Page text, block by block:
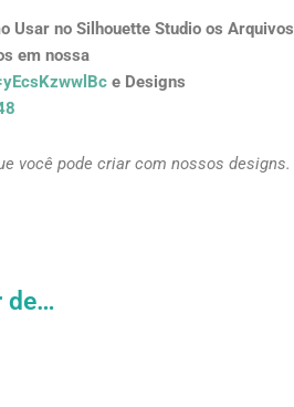
Usar no Silhouette Studio os Arquivos
em nossa
e Designs
você pode criar com nossos designs.
de…